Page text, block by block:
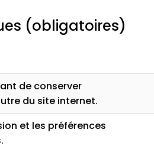
(obligatoires)
de conserver
du site internet.
et les préférences